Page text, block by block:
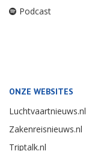
Podcast
ONZE WEBSITES
Luchtvaartnieuws.nl
Zakenreisnieuws.nl
Triptalk.nl